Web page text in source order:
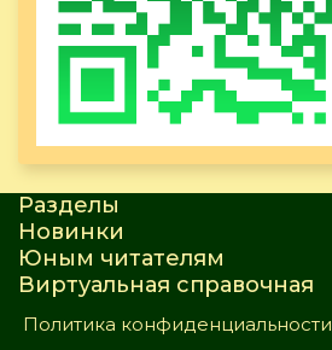
Разделы
Новинки
Юным читателям
Виртуальная справочная
Политика конфиденциальности